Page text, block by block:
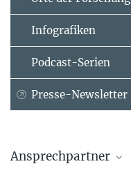
Infografiken
Podcast-Serien
Presse-Newsletter
Ansprechpartner